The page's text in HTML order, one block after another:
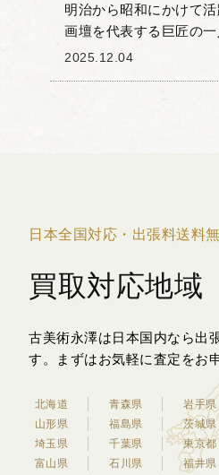
明治から昭和にかけて
画壇を代表する巨匠の
（いけがみ しゅうほ、
2025.12.04
日本全国対応・出張料送料
買取対応地域
古美術永澤は日本国内なら出
す。
まずはお気軽に査定をお
北海道 青森県 岩手県
山形県
福島県 茨城県
埼玉県
千葉県 東京都
富山県
石川県 福井県